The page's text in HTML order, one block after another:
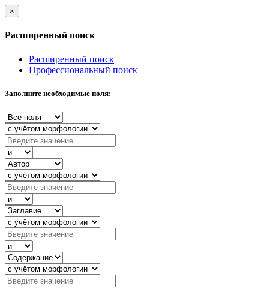
×
Расширенный поиск
Расширенный поиск
Профессиональный поиск
Заполните необходимые поля: